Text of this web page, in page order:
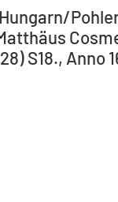
S18., Anno